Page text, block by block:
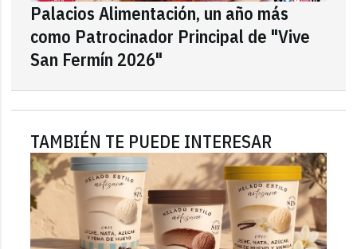
Palacios Alimentación, un año más
como Patrocinador Principal de "Vive
San Fermín 2026"
TAMBIÉN TE PUEDE INTERESAR